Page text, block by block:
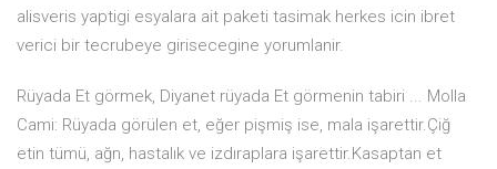
alisveris yaptigi esyalara ait paketi tasimak herkes icin ibret
verici bir tecrubeye girisecegine yorumlanir.
Rüyada Et görmek, Diyanet rüyada Et görmenin tabiri ... Molla
Cami: Rüyada görülen et, eğer pişmiş ise, mala işarettir.Çiğ
etin tümü, ağn, hastalık ve izdıraplara işarettir.Kasaptan et